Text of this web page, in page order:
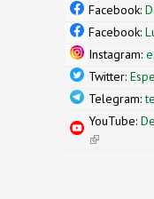
Facebook:
Facebook:
Instagram:
Twitter:
Telegram:
YouTube:
(link is